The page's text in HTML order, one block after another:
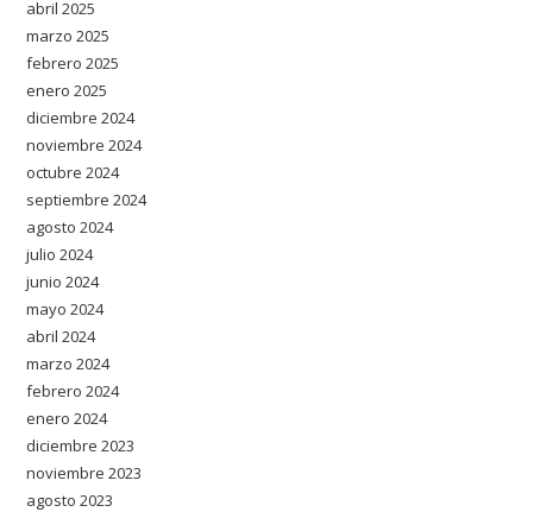
abril 2025
marzo 2025
febrero 2025
enero 2025
diciembre 2024
noviembre 2024
octubre 2024
septiembre 2024
agosto 2024
julio 2024
junio 2024
mayo 2024
abril 2024
marzo 2024
febrero 2024
enero 2024
diciembre 2023
noviembre 2023
agosto 2023